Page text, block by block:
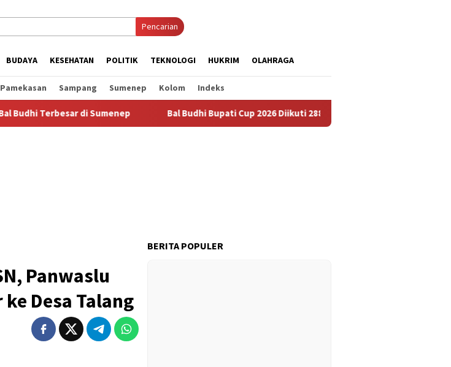
Pencarian
BUDAYA KESEHATAN POLITIK TEKNOLOGI HUKRIM OLAHRAGA
Pamekasan Sampang Sumenep Kolom Indeks
di Sumenep Bal Budhi Bupati Cup 2026 Diikuti 288 Grup, Jadi Ajang Lestarikan Budaya dan
Panwaslu
Desa Talang
BERITA POPULER